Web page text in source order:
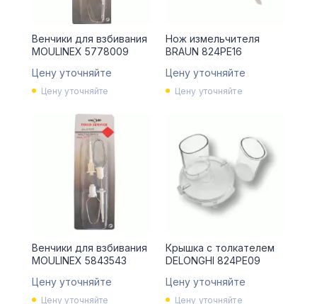
Венчики для взбивания
MOULINEX 5778009
Цену уточняйте
Цену уточняйте
Нож измельчителя
BRAUN 824PE16
Цену уточняйте
Цену уточняйте
Венчики для взбивания
MOULINEX 5843543
Цену уточняйте
Цену уточняйте
Крышка с толкателем
DELONGHI 824PE09
Цену уточняйте
Цену уточняйте